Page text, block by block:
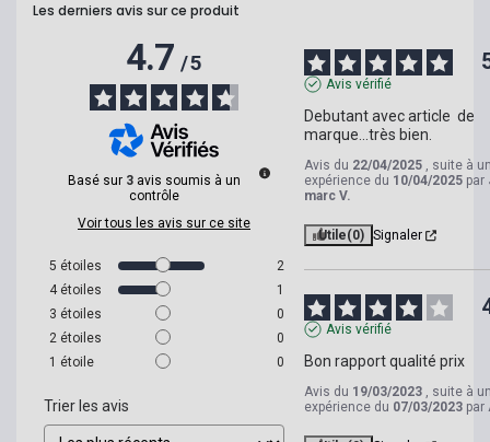
Les derniers avis sur ce produit
4.7/5
Basé sur 3 avis soumis à un
contrôle
Voir tous les avis sur ce site
5 étoiles
2
4 étoiles
1
3 étoiles
0
2 étoiles
0
1 étoile 0
Trier les avis
Avis vérifié
Debutant avec article  de
marque...très bien.
Avis du 22/04/2025 , suite à
expérience du 10/04/2025 par
marc V.
Utile(0) Signaler
Avis vérifié
Bon rapport qualité prix
Avis du 19/03/2023 , suite à
expérience du 07/03/2023 par